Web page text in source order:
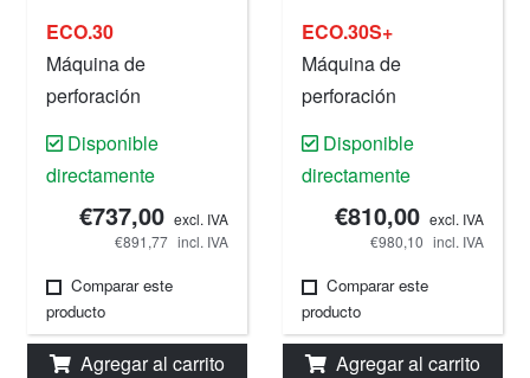
ECO.30
Máquina de
perforación
220 V.
Disponible
directamente
€737,00 excl. IVA
€891,77 incl. IVA
Comparar este
producto
Agregar al carrito
ECO.30S+
Máquina de
perforación
220 V.
Disponible
directamente
€810,00 excl. IVA
€980,10 incl. IVA
Comparar este
producto
Agregar al carrito